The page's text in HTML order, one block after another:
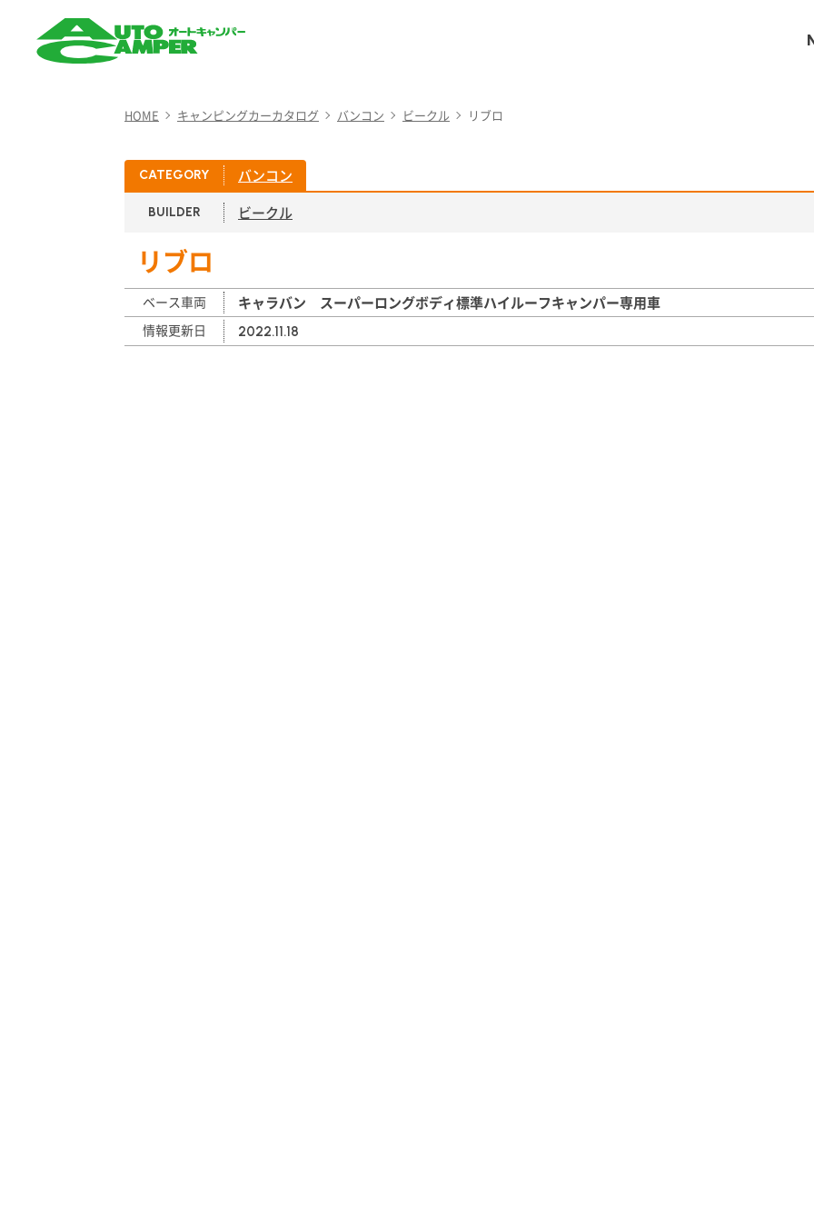
キャンパー）
HOME キャンピングカーカタログ バンコン ビークル リブロ
CATEGORY バンコン
BUILDER ビークル
リブロ
ベース車両 キャラバン スーパーロングボディ標準ハイルーフキャンパー専用車
情報更新日 2022.11.18